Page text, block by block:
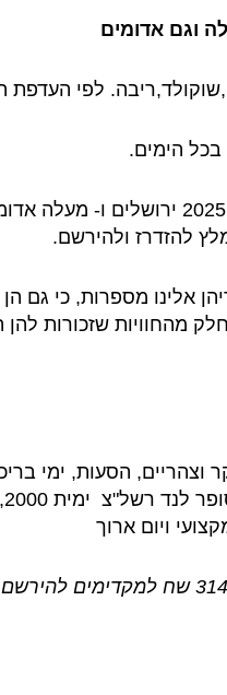
וגם אדומים
לפי העדפת
הימים.
מספר המקומות ב-קייטנות קיץ 2025 ירושלים
להזדרז ולהירשם.
אלינו מספרות, כי גם הן
מהחוויות שזכורות
וצהריים, הסעות, ימי
ויום ארוך